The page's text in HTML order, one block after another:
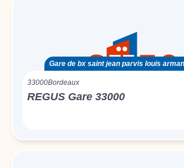
Gare de bx saint jean parvis louis
33000Bordeaux
REGUS Gare 33000